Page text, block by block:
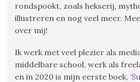
rondspookt, zoals hekserij,
illustreren en nog veel meer.
over mij!
Ik werk met veel plezier als
middelbare school, werk als
en in 2020 is mijn eerste boek, ‘